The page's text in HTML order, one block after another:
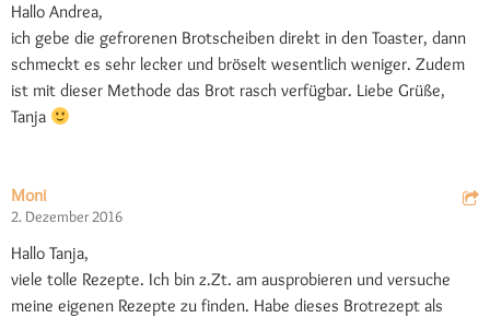
Hallo Andrea,
ich gebe die gefrorenen Brotscheiben direkt in den Toaster, dann
schmeckt es sehr lecker und bröselt wesentlich weniger. Zudem
ist mit dieser Methode das Brot rasch verfügbar. Liebe Grüße,
Tanja
Moni
2. Dezember 2016
Hallo Tanja,
viele tolle Rezepte. Ich bin z.Zt. am ausprobieren und versuche
meine eigenen Rezepte zu finden. Habe dieses Brotrezept als